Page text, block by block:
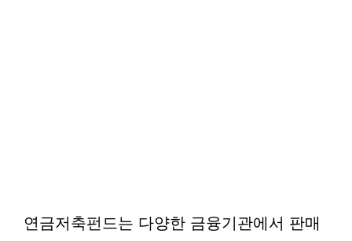
연금저축펀드는 다양한 금융기관에서 판매